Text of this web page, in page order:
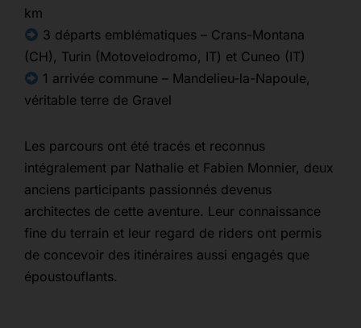
km
3 départs emblématiques – Crans-Montana
(CH), Turin (Motovelodromo, IT) et Cuneo (IT)
1 arrivée commune – Mandelieu-la-Napoule,
véritable terre de Gravel
Les parcours ont été tracés et reconnus
intégralement par Nathalie et Fabien Monnier, deux
anciens participants passionnés devenus
architectes de cette aventure. Leur connaissance
fine du terrain et leur regard de riders ont permis
de concevoir des itinéraires aussi engagés que
époustouflants.